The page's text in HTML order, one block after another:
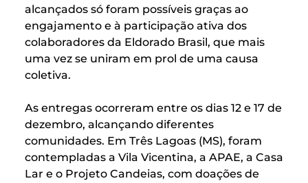
alcançados só foram possíveis graças ao
engajamento e à participação ativa dos
colaboradores da Eldorado Brasil, que mais
uma vez se uniram em prol de uma causa
coletiva.
As entregas ocorreram entre os dias 12 e 17 de
dezembro, alcançando diferentes
comunidades. Em Três Lagoas (MS), foram
contempladas a Vila Vicentina, a APAE, a Casa
Lar e o Projeto Candeias, com doações de